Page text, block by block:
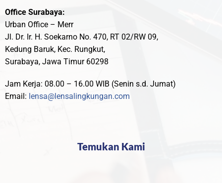
Office Surabaya:
Urban Office – Merr
Jl. Dr. Ir. H. Soekarno No. 470, RT 02/RW 09,
Kedung Baruk, Kec. Rungkut,
Surabaya, Jawa Timur 60298
Jam Kerja: 08.00 – 16.00 WIB (Senin s.d. Jumat)
Email: lensa@lensalingkungan.com
Temukan Kami